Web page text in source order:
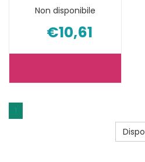
Non disponibile
€10,61
ASTRUM NON
1